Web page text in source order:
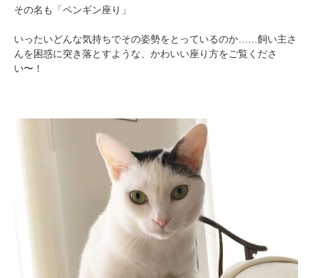
その名も「ペンギン座り」
いったいどんな気持ちでその姿勢をとっているのか……飼い主さ
んを困惑に突き落とすような、かわいい座り方をご覧くださ
い〜！